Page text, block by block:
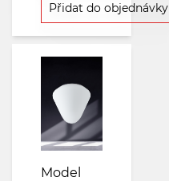
Přidat do objednávky
Model